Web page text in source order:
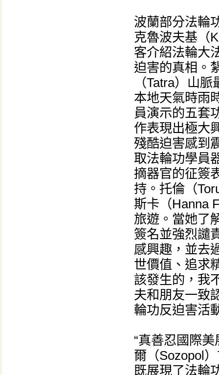
波蘭部分法輪
克魯波夫基（
客介紹法輪大
迫害的真相。
（Tatra）山
本地天氣時雨
員演示的五套
作表現出極大
殘酷迫害感到
取法輪功學員
摘器官的征簽
持。托倫（
斯卡（Hanna
旅遊。當她了
簽名並強烈譴
感興趣，並去
世價值、追求
該發生的，我
夫和朋友一致
輪功反迫害活
“真善忍國際
爾（Sozopol
既展現了法輪